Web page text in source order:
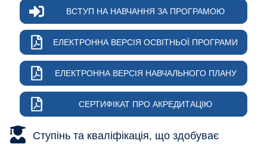
ВСТУП НА НАВЧАННЯ ЗА ПРОГРАМОЮ
ЕЛЕКТРОННА ВЕРСІЯ ОСВІТНЬОЇ ПРОГРАМИ
ЕЛЕКТРОННА ВЕРСІЯ НАВЧАЛЬНОГО ПЛАНУ
СЕРТИФІКАТ ПРО АКРЕДИТАЦІЮ
Ступінь та кваліфікація, що здобуває